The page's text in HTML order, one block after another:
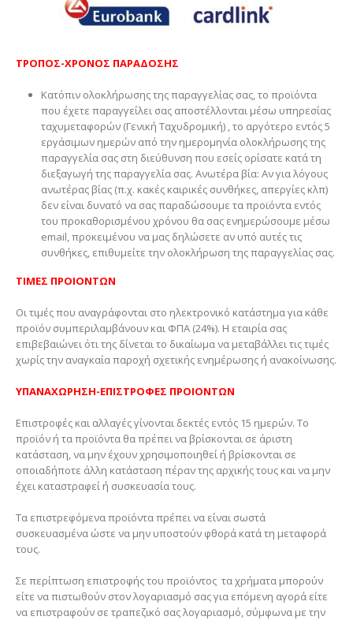
ΤΡΟΠΟΣ-ΧΡΟΝΟΣ ΠΑΡΑΔΟΣΗΣ
Κατόπιν ολοκλήρωσης της παραγγελίας σας, το προϊόντα
που έχετε παραγγείλει σας αποστέλλονται μέσω υπηρεσίας
ταχυμεταφορών (Γενική Ταχυδρομική) , το αργότερο εντός 5
εργάσιμων ημερών από την ημερομηνία ολοκλήρωσης της
παραγγελία σας στη διεύθυνση που εσείς ορίσατε κατά τη
διεξαγωγή της παραγγελία σας. Ανωτέρα βία: Αν για λόγους
ανωτέρας βίας (π.χ. κακές καιρικές συνθήκες, απεργίες κλπ)
δεν είναι δυνατό να σας παραδώσουμε τα προϊόντα εντός
του προκαθορισμένου χρόνου θα σας ενημερώσουμε μέσω
email, προκειμένου να μας δηλώσετε αν υπό αυτές τις
συνθήκες, επιθυμείτε την ολοκλήρωση της παραγγελίας σας.
ΤΙΜΕΣ ΠΡΟΙΟΝΤΩΝ
Οι τιμές που αναγράφονται στο ηλεκτρονικό κατάστημα για κάθε
προϊόν συμπεριλαμβάνουν και ΦΠΑ (24%). Η εταιρία σας
επιβεβαιώνει ότι της δίνεται το δικαίωμα να μεταβάλλει τις τιμές
χωρίς την αναγκαία παροχή σχετικής ενημέρωσης ή ανακοίνωσης.
ΥΠΑΝΑΧΩΡΗΣΗ-ΕΠΙΣΤΡΟΦΕΣ ΠΡΟΙΟΝΤΩΝ
Επιστροφές και αλλαγές γίνονται δεκτές εντός 15 ημερών. Το
προϊόν ή τα προϊόντα θα πρέπει να βρίσκονται σε άριστη
κατάσταση, να μην έχουν χρησιμοποιηθεί ή βρίσκονται σε
οποιαδήποτε άλλη κατάσταση πέραν της αρχικής τους και να μην
έχει καταστραφεί ή συσκευασία τους.
Τα επιστρεφόμενα προϊόντα πρέπει να είναι σωστά
συσκευασμένα ώστε να μην υποστούν φθορά κατά τη μεταφορά
τους.
Σε περίπτωση επιστροφής του προϊόντος τα χρήματα μπορούν
είτε να πιστωθούν στον λογαριασμό σας για επόμενη αγορά είτε
να επιστραφούν σε τραπεζικό σας λογαριασμό, σύμφωνα με την